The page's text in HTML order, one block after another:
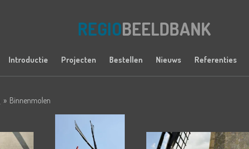
REGIOBEELDBANK
Introductie Projecten Bestellen Nieuws Referenties
» Binnenmolen